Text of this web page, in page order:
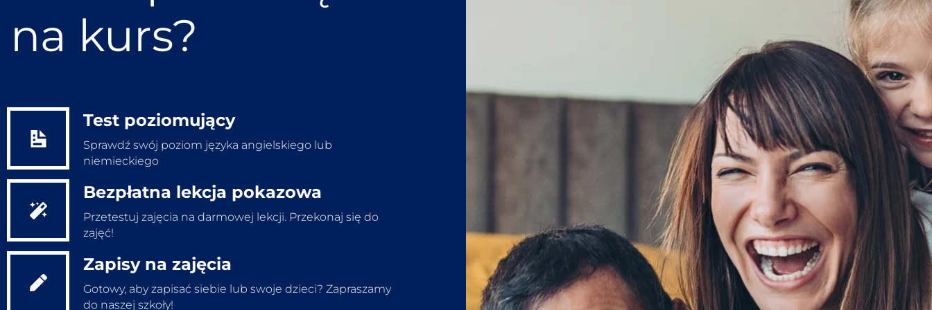
na kurs?
Test poziomujący
Sprawdź swój poziom języka angielskiego lub
niemieckiego
Wypełnij test
Bezpłatna lekcja pokazowa
Przetestuj zajęcia na darmowej lekcji. Przekonaj się do
zajęć!
Bezpłatna lekcja
Zapisy na zajęcia
Gotowy, aby zapisać siebie lub swoje dzieci? Zapraszamy
do naszej szkoły!